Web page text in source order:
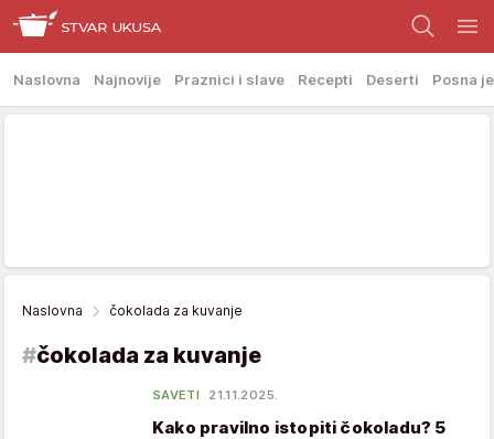
Naslovna Najnovije Praznici i slave Recepti Deserti Posna
Naslovna čokolada za kuvanje
#čokolada za kuvanje
SAVETI 21.11.2025.
Kako pravilno istopiti čokoladu? 5